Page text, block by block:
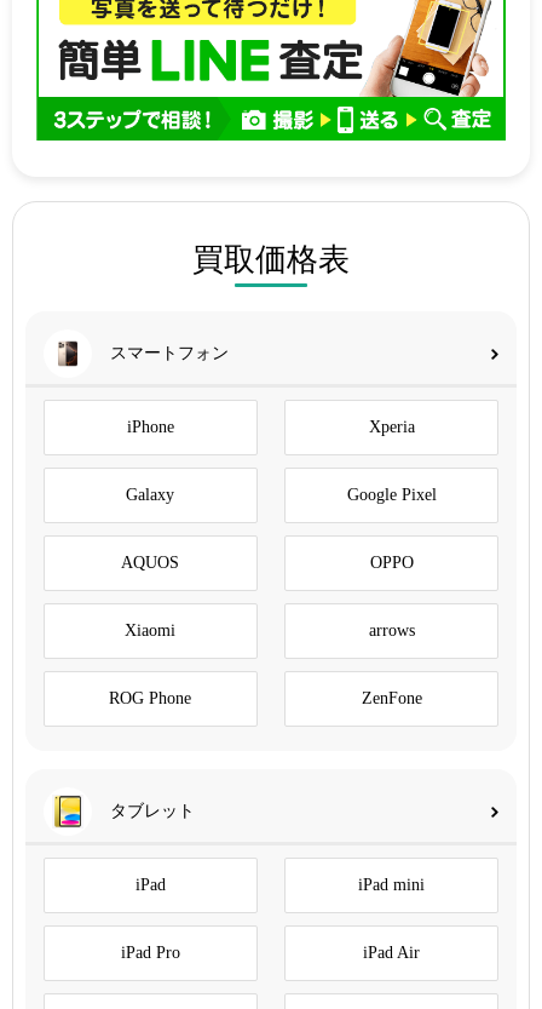
買取価格表
スマートフォン
iPhone Xperia
Galaxy Google Pixel
AQUOS OPPO
Xiaomi arrows
ROG Phone ZenFone
タブレット
iPad iPad mini
iPad Pro iPad Air